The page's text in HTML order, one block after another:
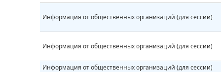
Информация от общественных организаций (для сессии)
Информация от общественных организаций (для сессии)
Информация от общественных организаций (для сессии)